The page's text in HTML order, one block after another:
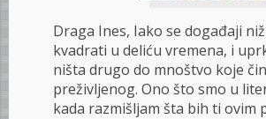
Draga Ines, Iako se događaji
kvadrati u deliću vremena, i
ništa drugo do mnoštvo koje
preživljenog. Ono što smo u
kada razmišljam šta bih ti ovim